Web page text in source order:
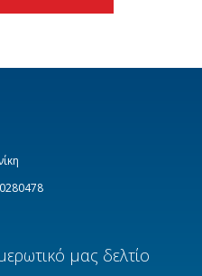
μας δελτίο